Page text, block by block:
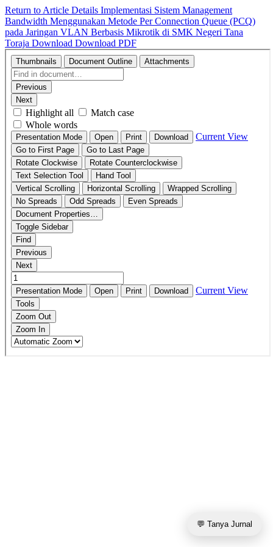
Return to Article Details Implementasi Sistem Management
Bandwidth Menggunakan Metode Per Connection Queue (PCQ)
pada Jaringan VLAN Berbasis Mikrotik di SMK Negeri Tana
Toraja Download Download PDF
💬 Tanya Jurnal